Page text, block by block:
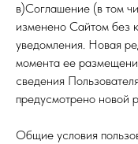
в)Соглашение (в том
изменено Сайтом без
уведомления. Новая
момента ее
сведения
предусмотрено новой
Общие условия